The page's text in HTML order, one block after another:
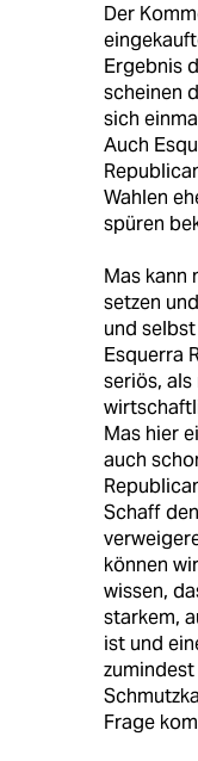
Der
Ergebnis
scheinen
sich
Auch
Wahlen
spüren
Mas kann
setzen
und
Esquerra
seriös,
Mas hier
auch
Schaff
können
wissen,
starkem,
ist und
Frage